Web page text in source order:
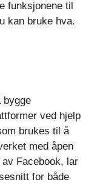
funksjonene til
kan bruke hva.
bygge
ved hjelp
brukes til å
med åpen
Facebook, lar
for både